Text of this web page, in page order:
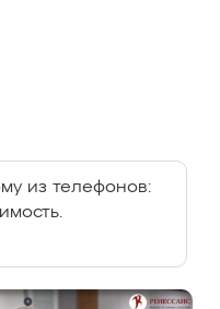
из телефонов: